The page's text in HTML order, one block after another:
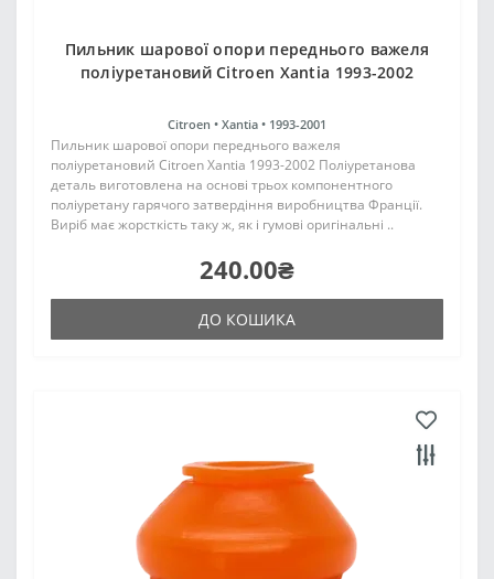
Пильник шарової опори переднього важеля
поліуретановий Citroen Xantia 1993-2002
Citroen • Xantia • 1993-2001
Пильник шарової опори переднього важеля
поліуретановий Citroen Xantia 1993-2002 Поліуретанова
деталь виготовлена на основі трьох компонентного
поліуретану гарячого затвердіння виробництва Франції.
Виріб має жорсткість таку ж, як і гумові оригінальні ..
240.00₴
ДО КОШИКА